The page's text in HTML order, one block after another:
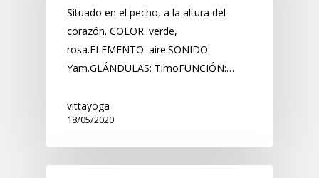
Situado en el pecho, a la altura del
corazón. COLOR: verde,
rosa.ELEMENTO: aire.SONIDO:
Yam.GLÁNDULAS: TimoFUNCIÓN:…
vittayoga
18/05/2020